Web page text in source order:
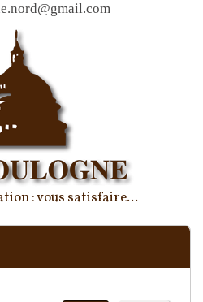
: vous satisfaire...